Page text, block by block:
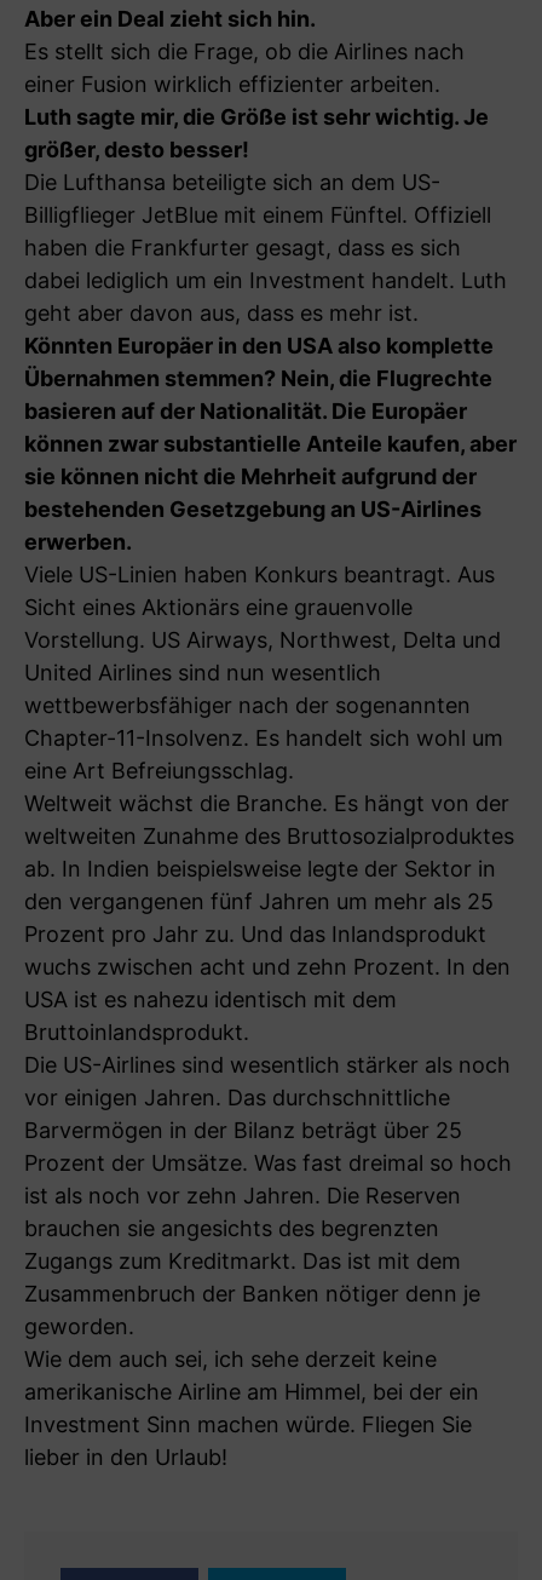
Aber ein Deal zieht sich hin.
Es stellt sich die Frage, ob die Airlines nach
einer Fusion wirklich effizienter arbeiten.
Luth sagte mir, die Größe ist sehr wichtig. Je
größer, desto besser!
Die Lufthansa beteiligte sich an dem US-
Billigflieger JetBlue mit einem Fünftel. Offiziell
haben die Frankfurter gesagt, dass es sich
dabei lediglich um ein Investment handelt. Luth
geht aber davon aus, dass es mehr ist.
Könnten Europäer in den USA also komplette
Übernahmen stemmen? Nein, die Flugrechte
basieren auf der Nationalität. Die Europäer
können zwar substantielle Anteile kaufen, aber
sie können nicht die Mehrheit aufgrund der
bestehenden Gesetzgebung an US-Airlines
erwerben.
Viele US-Linien haben Konkurs beantragt. Aus
Sicht eines Aktionärs eine grauenvolle
Vorstellung. US Airways, Northwest, Delta und
United Airlines sind nun wesentlich
wettbewerbsfähiger nach der sogenannten
Chapter-11-Insolvenz. Es handelt sich wohl um
eine Art Befreiungsschlag.
Weltweit wächst die Branche. Es hängt von der
weltweiten Zunahme des Bruttosozialproduktes
ab. In Indien beispielsweise legte der Sektor in
den vergangenen fünf Jahren um mehr als 25
Prozent pro Jahr zu. Und das Inlandsprodukt
wuchs zwischen acht und zehn Prozent. In den
USA ist es nahezu identisch mit dem
Bruttoinlandsprodukt.
Die US-Airlines sind wesentlich stärker als noch
vor einigen Jahren. Das durchschnittliche
Barvermögen in der Bilanz beträgt über 25
Prozent der Umsätze. Was fast dreimal so hoch
ist als noch vor zehn Jahren. Die Reserven
brauchen sie angesichts des begrenzten
Zugangs zum Kreditmarkt. Das ist mit dem
Zusammenbruch der Banken nötiger denn je
geworden.
Wie dem auch sei, ich sehe derzeit keine
amerikanische Airline am Himmel, bei der ein
Investment Sinn machen würde. Fliegen Sie
lieber in den Urlaub!